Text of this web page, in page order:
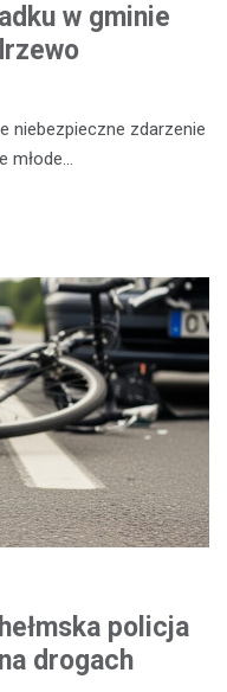
w gminie
niebezpieczne zdarzenie
młode…
policja
drogach